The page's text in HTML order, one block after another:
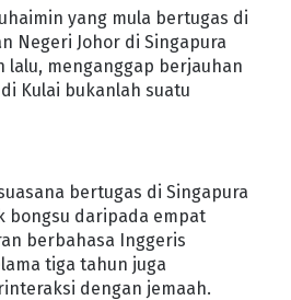
yang mula bertugas di
Negeri Johor di Singapura
lalu, menganggap berjauhan
Kulai bukanlah suatu
bertugas di Singapura
bongsu daripada empat
berbahasa Inggeris
tiga tahun juga
dengan jemaah.